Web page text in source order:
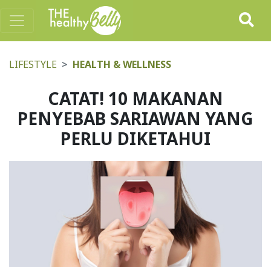
LIFESTYLE HEALTH & WELLNESS
CATAT! 10 MAKANAN
PENYEBAB SARIAWAN YANG
PERLU DIKETAHUI